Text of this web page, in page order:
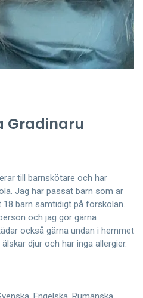
Gradinaru
till barnskötare och har
Jag har passat barn som är
barn samtidigt på förskolan.
och jag gör gärna
också gärna undan i hemmet
djur och har inga allergier.